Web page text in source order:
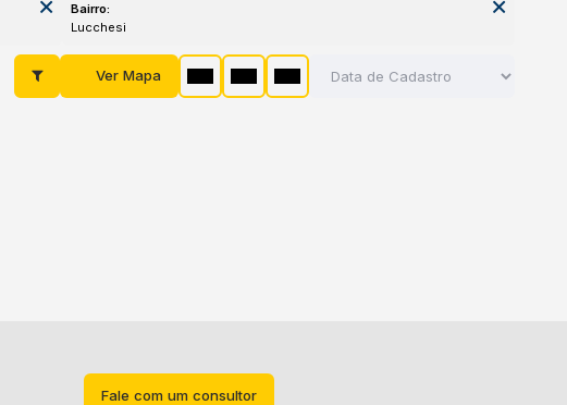
Bairro:
Lucchesi
Ver Mapa
Fale com um consultor